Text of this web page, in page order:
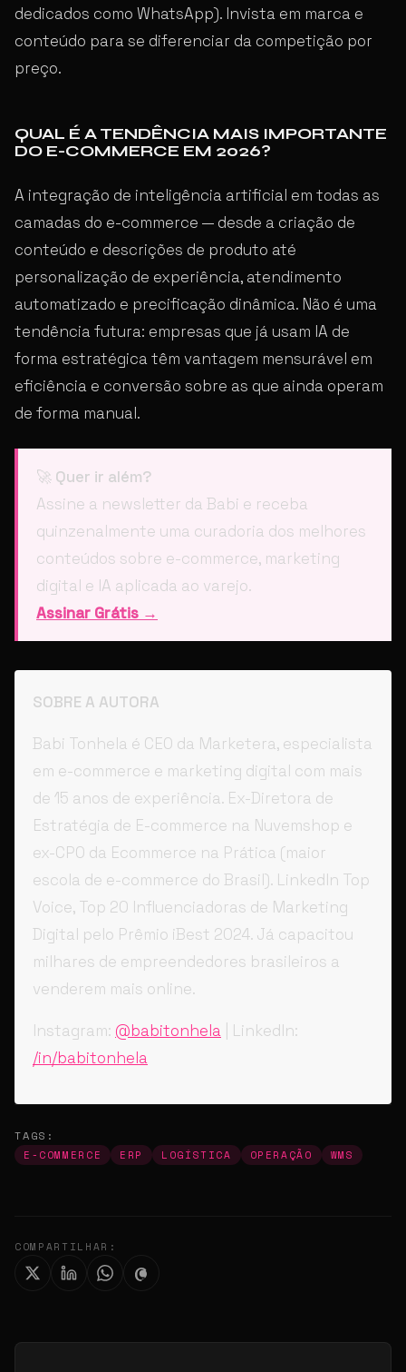
dedicados como WhatsApp). Invista em marca e
conteúdo para se diferenciar da competição por
preço.
QUAL É A TENDÊNCIA MAIS IMPORTANTE
DO E-COMMERCE EM 2026?
A integração de inteligência artificial em todas as
camadas do e-commerce — desde a criação de
conteúdo e descrições de produto até
personalização de experiência, atendimento
automatizado e precificação dinâmica. Não é uma
tendência futura: empresas que já usam IA de
forma estratégica têm vantagem mensurável em
eficiência e conversão sobre as que ainda operam
de forma manual.
🚀 Quer ir além?
Assine a newsletter da Babi e receba
quinzenalmente uma curadoria dos melhores
conteúdos sobre e-commerce, marketing
digital e IA aplicada ao varejo.
Assinar Grátis →
SOBRE A AUTORA
Babi Tonhela é CEO da Marketera, especialista
em e-commerce e marketing digital com mais
de 15 anos de experiência. Ex-Diretora de
Estratégia de E-commerce na Nuvemshop e
ex-CPO da Ecommerce na Prática (maior
escola de e-commerce do Brasil). LinkedIn Top
Voice, Top 20 Influenciadoras de Marketing
Digital pelo Prêmio iBest 2024. Já capacitou
milhares de empreendedores brasileiros a
venderem mais online.
Instagram: @babitonhela | LinkedIn:
/in/babitonhela
TAGS:
E-COMMERCE ERP LOGÍSTICA OPERAÇÃO WMS
COMPARTILHAR: